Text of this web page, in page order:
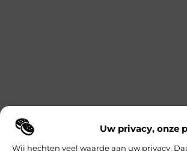
Uw privacy, onze
Wij hechten veel waarde aan uw privacy.